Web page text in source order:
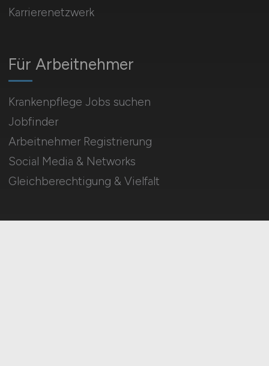
Für Arbeitnehmer
Krankenpflege Jobs suchen
Jobfinder
Arbeitnehmer Registrierung
Social Media & Networks
Gleichberechtigung & Vielfalt
Karrierenetzwerk